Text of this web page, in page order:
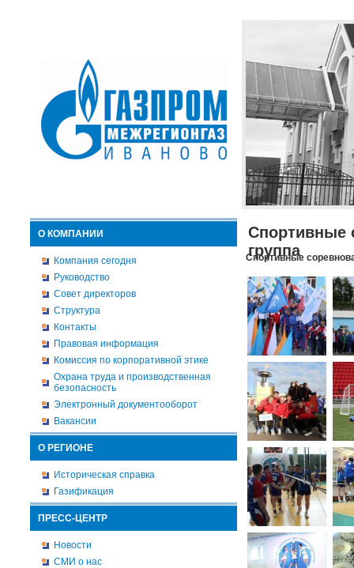
О КОМПАНИИ
Компания сегодня
Руководство
Совет директоров
Структура
Контакты
Правовая информация
Комиссия по корпоративной этике
Охрана труда и производственная
безопасность
Электронный документооборот
Вакансии
О РЕГИОНЕ
Историческая справка
Газификация
ПРЕСС-ЦЕНТР
Новости
СМИ о нас
Спортивные
группа
Спортивные